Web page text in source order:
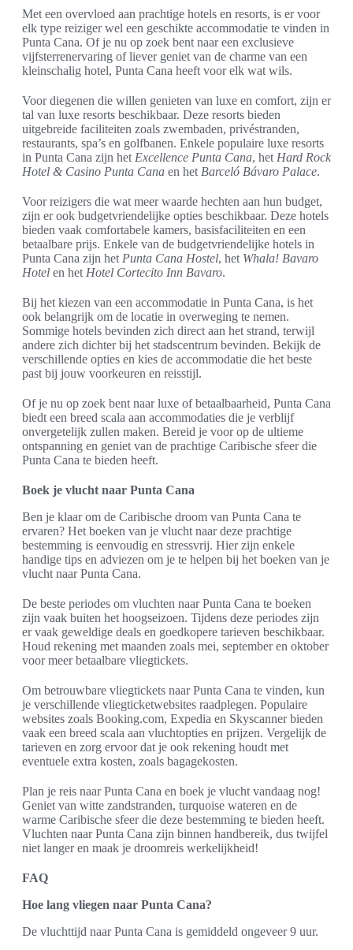
Met een overvloed aan prachtige hotels en resorts, is er voor
elk type reiziger wel een geschikte accommodatie te vinden in
Punta Cana. Of je nu op zoek bent naar een exclusieve
vijfsterrenervaring of liever geniet van de charme van een
kleinschalig hotel, Punta Cana heeft voor elk wat wils.
Voor diegenen die willen genieten van luxe en comfort, zijn er
tal van luxe resorts beschikbaar. Deze resorts bieden
uitgebreide faciliteiten zoals zwembaden, privéstranden,
restaurants, spa’s en golfbanen. Enkele populaire luxe resorts
in Punta Cana zijn het Excellence Punta Cana, het Hard Rock
Hotel & Casino Punta Cana en het Barceló Bávaro Palace.
Voor reizigers die wat meer waarde hechten aan hun budget,
zijn er ook budgetvriendelijke opties beschikbaar. Deze hotels
bieden vaak comfortabele kamers, basisfaciliteiten en een
betaalbare prijs. Enkele van de budgetvriendelijke hotels in
Punta Cana zijn het Punta Cana Hostel, het Whala! Bavaro
Hotel en het Hotel Cortecito Inn Bavaro.
Bij het kiezen van een accommodatie in Punta Cana, is het
ook belangrijk om de locatie in overweging te nemen.
Sommige hotels bevinden zich direct aan het strand, terwijl
andere zich dichter bij het stadscentrum bevinden. Bekijk de
verschillende opties en kies de accommodatie die het beste
past bij jouw voorkeuren en reisstijl.
Of je nu op zoek bent naar luxe of betaalbaarheid, Punta Cana
biedt een breed scala aan accommodaties die je verblijf
onvergetelijk zullen maken. Bereid je voor op de ultieme
ontspanning en geniet van de prachtige Caribische sfeer die
Punta Cana te bieden heeft.
Boek je vlucht naar Punta Cana
Ben je klaar om de Caribische droom van Punta Cana te
ervaren? Het boeken van je vlucht naar deze prachtige
bestemming is eenvoudig en stressvrij. Hier zijn enkele
handige tips en adviezen om je te helpen bij het boeken van je
vlucht naar Punta Cana.
De beste periodes om vluchten naar Punta Cana te boeken
zijn vaak buiten het hoogseizoen. Tijdens deze periodes zijn
er vaak geweldige deals en goedkopere tarieven beschikbaar.
Houd rekening met maanden zoals mei, september en oktober
voor meer betaalbare vliegtickets.
Om betrouwbare vliegtickets naar Punta Cana te vinden, kun
je verschillende vliegticketwebsites raadplegen. Populaire
websites zoals Booking.com, Expedia en Skyscanner bieden
vaak een breed scala aan vluchtopties en prijzen. Vergelijk de
tarieven en zorg ervoor dat je ook rekening houdt met
eventuele extra kosten, zoals bagagekosten.
Plan je reis naar Punta Cana en boek je vlucht vandaag nog!
Geniet van witte zandstranden, turquoise wateren en de
warme Caribische sfeer die deze bestemming te bieden heeft.
Vluchten naar Punta Cana zijn binnen handbereik, dus twijfel
niet langer en maak je droomreis werkelijkheid!
FAQ
Hoe lang vliegen naar Punta Cana?
De vluchttijd naar Punta Cana is gemiddeld ongeveer 9 uur.